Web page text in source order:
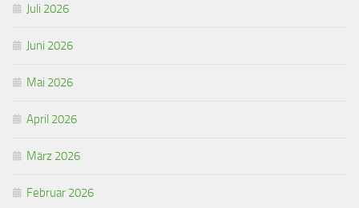
Juli 2026
Juni 2026
Mai 2026
April 2026
März 2026
Februar 2026